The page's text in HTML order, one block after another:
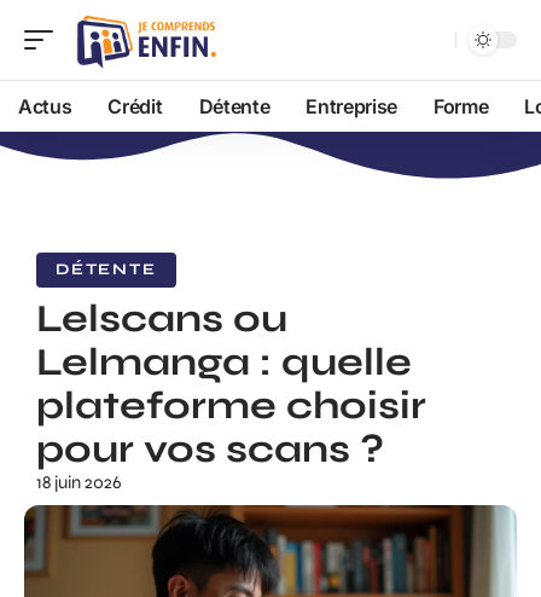
Actus Crédit Détente Entreprise Forme
DÉTENTE
Lelscans ou
Lelmanga : quelle
plateforme choisir
pour vos scans ?
18 juin 2026